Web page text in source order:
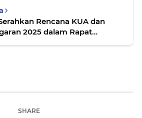
Rencana KUA dan
2025 dalam Rapat
SHARE